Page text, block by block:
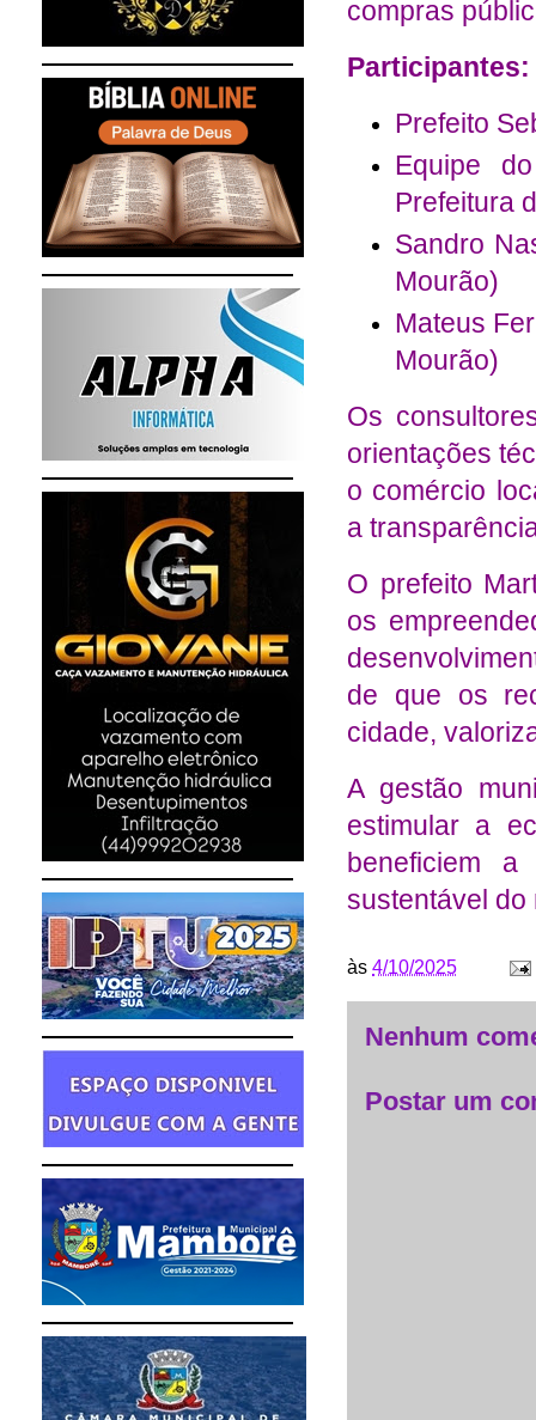
compras
Participantes:
Prefeito
Equipe
Prefeitura
Sandro
Mourão)
Mateus
Mourão)
Os
orientações
o comércio
a
O prefeito
os
de que os
cidade,
A gestão
estimular a
beneficiem
sustentável do
às 4/10/2025
Nenhum
Postar um